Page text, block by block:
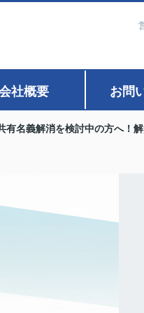
社概要 お問
有名義解消を検討中の方へ！